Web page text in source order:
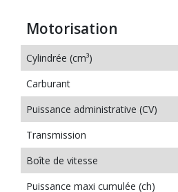
Motorisation
Cylindrée (cm³)
Carburant
Puissance administrative (CV)
Transmission
Boîte de vitesse
Puissance maxi cumulée (ch)